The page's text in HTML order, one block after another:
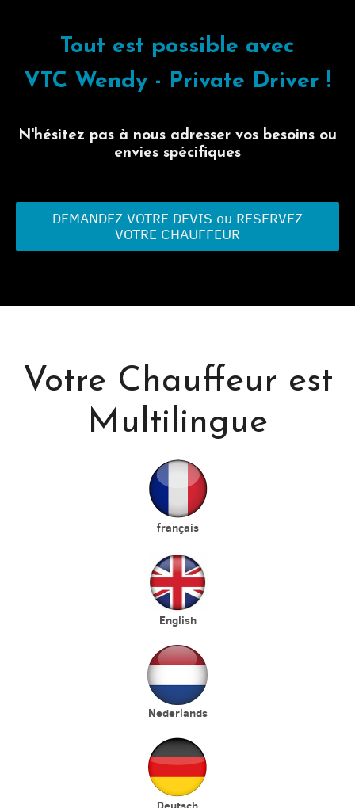
Tout est possible avec
VTC Wendy - Private Driver !
N'hésitez pas à nous adresser vos besoins ou
envies spécifiques
DEMANDEZ VOTRE DEVIS ou RESERVEZ
VOTRE CHAUFFEUR
Votre Chauffeur est
Multilingue
français
English
Nederlands